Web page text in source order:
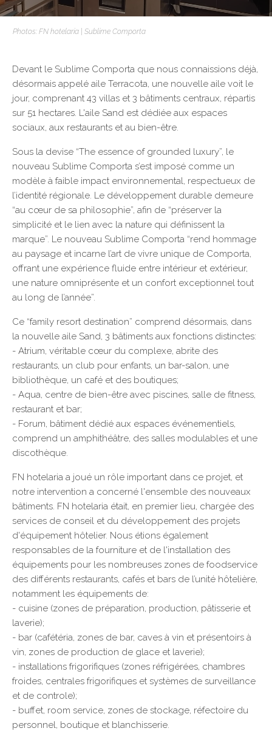
Photos: FN hotelaria | Sublime Comporta
Devant le Sublime Comporta que nous connaissions déjà,
désormais appelé aile Terracota, une nouvelle aile voit le
jour, comprenant 43 villas et 3 bâtiments centraux, répartis
sur 51 hectares. L'aile Sand est dédiée aux espaces
sociaux, aux restaurants et au bien-être.
Sous la devise “The essence of grounded luxury”, le
nouveau Sublime Comporta s’est imposé comme un
modèle à faible impact environnemental, respectueux de
l’identité régionale. Le développement durable demeure
“au cœur de sa philosophie”, afin de “préserver la
simplicité et le lien avec la nature qui définissent la
marque”. Le nouveau Sublime Comporta “rend hommage
au paysage et incarne l’art de vivre unique de Comporta,
offrant une expérience fluide entre intérieur et extérieur,
une nature omniprésente et un confort exceptionnel tout
au long de l’année”.
Ce “family resort destination” comprend désormais, dans
la nouvelle aile Sand, 3 bâtiments aux fonctions distinctes:
- Atrium, véritable cœur du complexe, abrite des
restaurants, un club pour enfants, un bar-salon, une
bibliothèque, un café et des boutiques;
- Aqua, centre de bien-être avec piscines, salle de fitness,
restaurant et bar;
- Forum, bâtiment dédié aux espaces événementiels,
comprend un amphithéâtre, des salles modulables et une
discothèque.
FN hotelaria a joué un rôle important dans ce projet, et
notre intervention a concerné l'ensemble des nouveaux
bâtiments. FN hotelaria était, en premier lieu, chargée des
services de conseil et du développement des projets
d'équipement hôtelier. Nous étions également
responsables de la fourniture et de l'installation des
équipements pour les nombreuses zones de foodservice
des différents restaurants, cafés et bars de l’unité hôtelière,
notamment les équipements de:
- cuisine (zones de préparation, production, pâtisserie et
laverie);
- bar (cafétéria, zones de bar, caves à vin et présentoirs à
vin, zones de production de glace et laverie);
- installations frigorifiques (zones réfrigérées, chambres
froides, centrales frigorifiques et systèmes de surveillance
et de controle);
- buffet, room service, zones de stockage, réfectoire du
personnel, boutique et blanchisserie.